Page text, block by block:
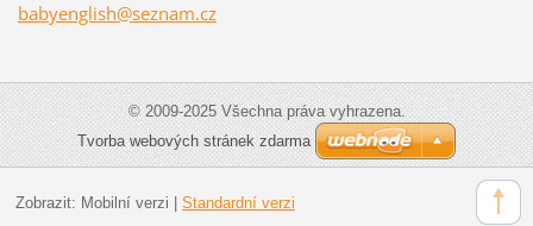
babyenglish@seznam.cz
© 2009-2025 Všechna práva vyhrazena.
Tvorba webových stránek zdarma
Zobrazit: Mobilní verzi Standardní verzi